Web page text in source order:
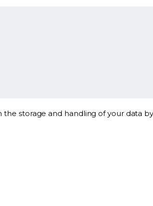
storage and handling of your data